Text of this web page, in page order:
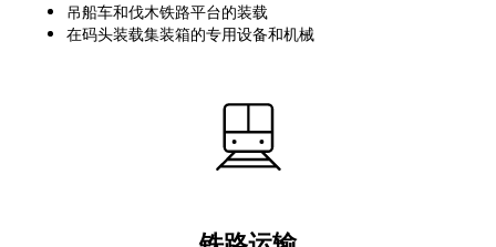
吊船车和伐木铁路平台的装载
在码头装载集装箱的专用设备和机械